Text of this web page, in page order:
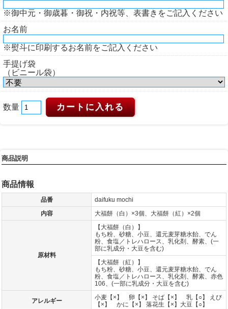
※御中元・御歳暮・御祝・内祝等、表書きをご記入ください
お名前
※熨斗に印刷するお名前をご記入ください
手提げ袋
（ビニール袋）
数量
商品説明
商品情報
品番
daifuku mochi
内容
大福餅（白）×3個、大福餅（紅）×2個
原材料
【大福餅（白）】
もち粉、砂糖、小豆、還元麦芽糖水飴、でん
粉、食塩／トレハロース、乳化剤、酵素、(一
部に乳成分・大豆を含む)
【大福餅（紅）】
もち粉、砂糖、小豆、還元麦芽糖水飴、でん
粉、食塩／トレハロース、乳化剤、酵素、赤色
106、(一部に乳成分・大豆を含む)
アレルギー
小麦【×】 卵【×】 そば【×】 乳【○】 えび
【×】 かに【×】 落花生【×】大豆【○】